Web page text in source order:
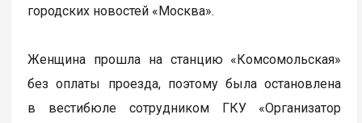
городских новостей «Москва».
Женщина прошла на станцию «Комсомольская»
без оплаты проезда, поэтому была остановлена
в вестибюле сотрудником ГКУ «Организатор